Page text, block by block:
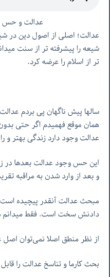
عدالت و حس
عدالت؛ اصلی از اصول دین
شیعه را پیشرفته تر از سنت
تر از اسلام را عرضه کرد.
سالها پیش ناگهان پی بردم
همان موقع فهمیدم اگر حتی
عدالت وجود دارد زندگی بهتر
این حس وجود عدالت بعدها در
و بعد از وارد شدن به مراقبه
مبحث عدالت آنقدر پیچیده
دادنش سخت است. فقط
از نظر منطق اصلا نمی‌توان اصل
بحث کارما و تناسخ عدالت را